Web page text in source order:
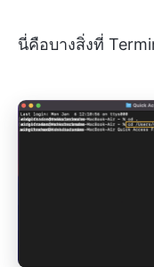
นี่คือบางสิ่งที่